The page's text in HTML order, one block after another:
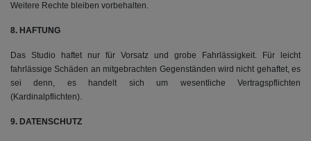
Weitere Rechte bleiben vorbehalten.
8. HAFTUNG
Das Studio haftet nur für Vorsatz und grobe Fahrlässigkeit. Für leicht
fahrlässige Schäden an mitgebrachten Gegenständen wird nicht gehaftet, es
sei denn, es handelt sich um wesentliche Vertragspflichten
(Kardinalpflichten).
9. DATENSCHUTZ